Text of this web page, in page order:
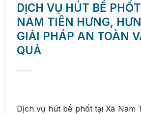
DỊCH VỤ HÚT BỂ
NAM TIÊN HƯNG,
GIẢI PHÁP AN TOÀN
QUẢ
Dịch vụ hút bể phốt tại Xã Nam